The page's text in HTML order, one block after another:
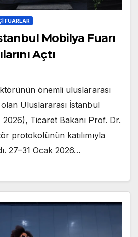
FUARLAR
Mobilya Fuarı
Açtı
önemli uluslararası
Uluslararası İstanbul
2026), Ticaret Bakanı Prof. Dr.
protokolünün katılımıyla
27–31 Ocak 2026…